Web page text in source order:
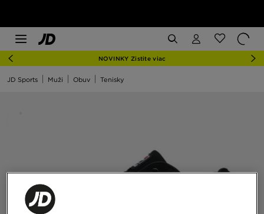
NOVINKY Zistite viac
JD Sports Muži Obuv Tenisky